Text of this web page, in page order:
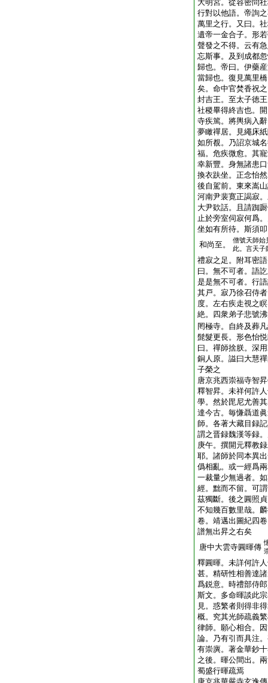
大明宮。從容密問
行對以他語。帝詢
萬里之行。又曰。
遺帝一金合子。形
聲發之不得。云有
忘斯事。及到成都
歸也。帝曰。伊藥
當歸也。復見萬里
矣。命中官焚香祝
封吉王。至太子徳
社稷畢得終吉也。
寺疾篤。將輿病入
夢瞰禪居。見繩床
如所覩。乃詔京城
福。危疾微愈。其
幸新豐。身無諸患
換衣趺坐。正念怡
後自駕前。東來嵩
河南尹裴寛正謁寂
大尹欵話。且請踟
止於旁室伺寂何爲
坐如有所待。斯須
和尚至。
僧號天師始
此。言天子
禮寂之足。附耳密
曰。無不可者。語
是是無不可者。行
其戸。寂乃徐召侍
度。左右疾走視之
絶。四衆弟子悲號
罔極寺。自終及葬
髭髮更長。形色怡
曰。禪師捨朕。深
銅人原。謚曰大慧
子榮之
唐京兆西崇福寺智
釋智昇。未祥何許
學。然於毘尼尤善
達今古。毎慊聶道
師。各著大藏目録
謂之晋録魏漢等録
庚午。撰開元釋教
耶。諸師於同本異
僞相亂。或一經爲
一裁量少無過者。
經。黜而不留。可
茲獨斷。後之圓照
不知幾百數里哉。
卷。靖邁出圖紀四
譜無出昇之右矣
唐中大雲寺圓暉傳
釋圓暉。未詳何許
甚。精研性相善達
爲鋭意。時禮部侍
斯文。多命暉談此
見。惑繁者則得非
概。究其光師疏義
律師。願心相合。
論。乃有引而具注
有崇廙。著金華鈔
之後。暉公間出。
蜀盛行暉疏焉